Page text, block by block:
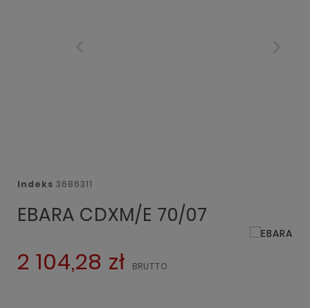
Indeks 3686311
EBARA CDXM/E 70/07
2 104,28 zł